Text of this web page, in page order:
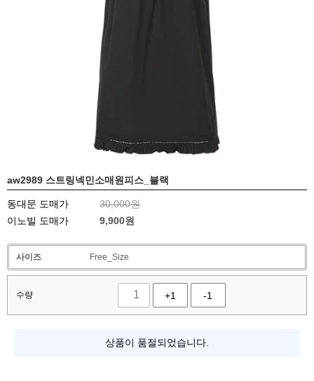
aw2989 스트링넥민소매원피스_블랙
동대문 도매가
30,000원
이노빌 도매가
9,900원
사이즈 Free_Size
수량 +1 -1
상품이 품절되었습니다.